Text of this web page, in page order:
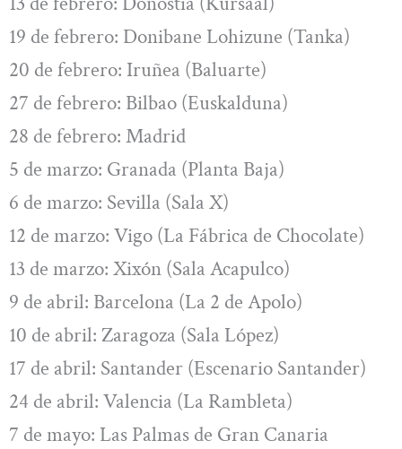
19 de febrero: Donibane Lohizune (Tanka)
20 de febrero: Iruñea (Baluarte)
27 de febrero: Bilbao (Euskalduna)
28 de febrero: Madrid
5 de marzo: Granada (Planta Baja)
6 de marzo: Sevilla (Sala X)
12 de marzo: Vigo (La Fábrica de Chocolate)
13 de marzo: Xixón (Sala Acapulco)
9 de abril: Barcelona (La 2 de Apolo)
10 de abril: Zaragoza (Sala López)
17 de abril: Santander (Escenario Santander)
24 de abril: Valencia (La Rambleta)
7 de mayo: Las Palmas de Gran Canaria